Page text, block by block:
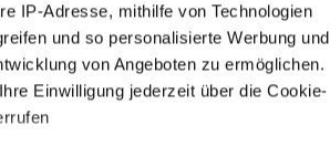
IP-Adresse, mithilfe von Technologien
und so personalisierte Werbung und
von Angeboten zu ermöglichen.
Einwilligung jederzeit über die Cookie-